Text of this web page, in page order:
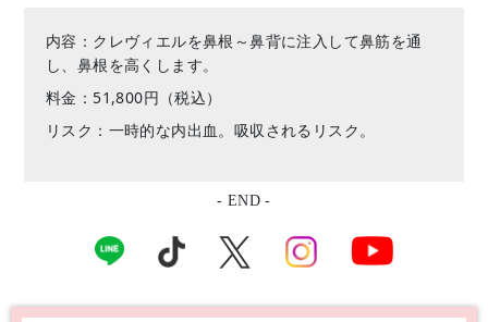
内容：クレヴィエルを鼻根～鼻背に注入して鼻筋を通
し、鼻根を高くします。
料金：51,800円（税込）
リスク：一時的な内出血。吸収されるリスク。
- END -